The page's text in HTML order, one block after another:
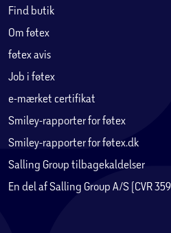
Minecraft®-figurer til leg og
Byg figurer af husk-unge, kylling,
dynamiske indretningselementer.
Find butik
Om føtex
føtex avis
Job i føtex
e-mærket certifikat
Smiley-rapporter for føtex
Smiley-rapporter for føtex.dk
Salling Group tilbagekaldelser
En del af Salling Group A/S (CVR